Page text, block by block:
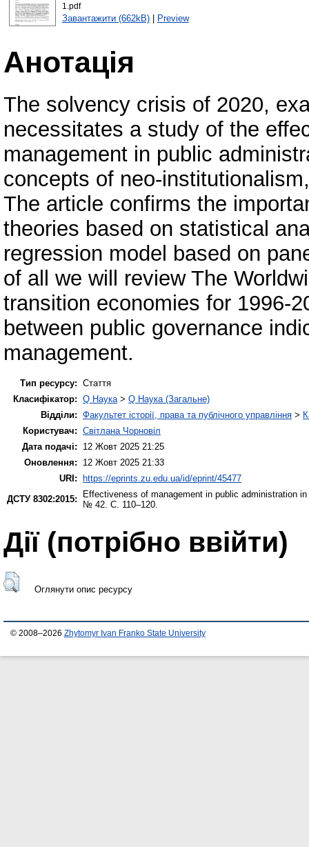
1.pdf
Завантажити (662kB)| Preview
Анотація
The solvency crisis of 2020,
necessitates a study of the
management in public
concepts of neo-
The article confirms the
theories based on statistical
regression model based on
of all we will review The
transition economies for 1996-
between public governance
management.
Тип ресурсу: Стаття
Класифікатор: Q Наука > Q Наука (Загальне)
Відділи: Факультет історії, права та публічного управління >
Користувач: Світлана Чорновіл
Дата подачі:
12 Жовт 2025 21:25
Оновлення:
12 Жовт 2025 21:33
URI: https://eprints.zu.edu.ua/id/eprint/45477
ДСТУ 8302:2015:
Effectiveness of management in public administration
№ 42. С. 110–120.
Дії ​​(потрібно ввійти)
Оглянути опис ресурсу
© 2008–2026 Zhytomyr Ivan Franko State University